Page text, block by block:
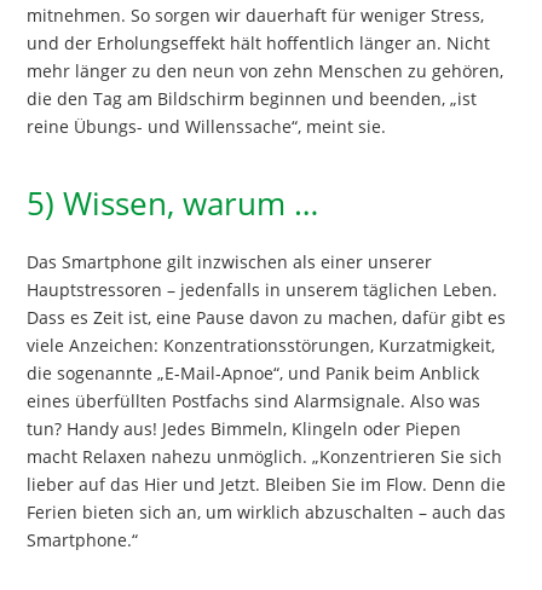
mitnehmen. So sorgen wir dauerhaft für weniger Stress,
und der Erholungseffekt hält hoffentlich länger an. Nicht
mehr länger zu den neun von zehn Menschen zu gehören,
die den Tag am Bildschirm beginnen und beenden, „ist
reine Übungs- und Willenssache“, meint sie.
5) Wissen, warum …
Das Smartphone gilt inzwischen als einer unserer
Hauptstressoren – jedenfalls in unserem täglichen Leben.
Dass es Zeit ist, eine Pause davon zu machen, dafür gibt es
viele Anzeichen: Konzentrationsstörungen, Kurzatmigkeit,
die sogenannte „E-Mail-Apnoe“, und Panik beim Anblick
eines überfüllten Postfachs sind Alarmsignale. Also was
tun? Handy aus! Jedes Bimmeln, Klingeln oder Piepen
macht Relaxen nahezu unmöglich. „Konzentrieren Sie sich
lieber auf das Hier und Jetzt. Bleiben Sie im Flow. Denn die
Ferien bieten sich an, um wirklich abzuschalten – auch das
Smartphone.“